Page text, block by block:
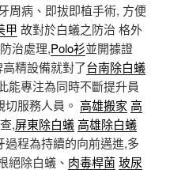
周病、即拔即植手術, 方便
甲 故對於白蟻之防治 格外
防治處理,Polo衫並開據證
精設備就對了台南除白蟻
能專注為同時不斷提升員
服務人員。 高雄搬家 高
,屏東除白蟻高雄除白蟻
過程為持續的向前邁進,多
絕除白蟻、 肉毒桿菌 玻尿